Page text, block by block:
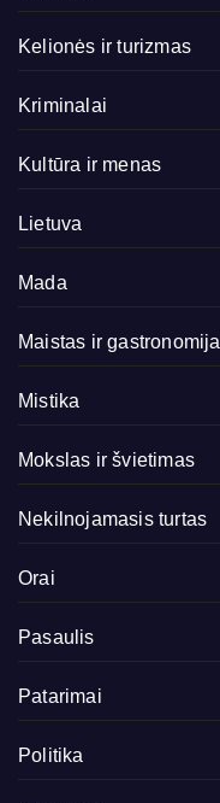
Kelionės ir turizmas
Kriminalai
Kultūra ir menas
Lietuva
Mada
Maistas ir gastronomija
Mistika
Mokslas ir švietimas
Nekilnojamasis turtas
Orai
Pasaulis
Patarimai
Politika